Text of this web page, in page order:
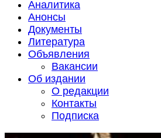
Аналитика
Анонсы
Документы
Литература
Объявления
Вакансии
Об издании
О редакции
Контакты
Подписка